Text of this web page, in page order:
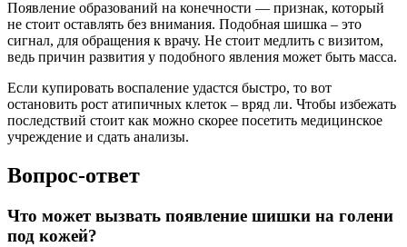
Появление образований на конечности — признак, который
не стоит оставлять без внимания. Подобная шишка – это
сигнал, для обращения к врачу. Не стоит медлить с визитом,
ведь причин развития у подобного явления может быть масса.
Если купировать воспаление удастся быстро, то вот
остановить рост атипичных клеток – вряд ли. Чтобы избежать
последствий стоит как можно скорее посетить медицинское
учреждение и сдать анализы.
Вопрос-ответ
Что может вызвать появление шишки на голени
под кожей?